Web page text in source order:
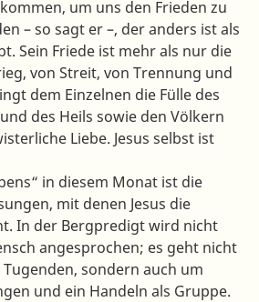
um uns den Frieden zu
– so sagt er –, der anders ist als
Sein Friede ist mehr als nur die
von Streit, von Trennung und
dem Einzelnen die Fülle des
des Heils sowie den Völkern
Liebe. Jesus selbst ist
in diesem Monat ist die
mit denen Jesus die
In der Bergpredigt wird nicht
angesprochen; es geht nicht
sondern auch um
und ein Handeln als Gruppe.